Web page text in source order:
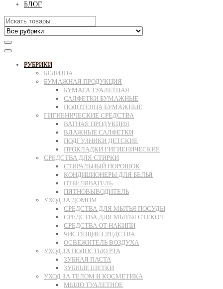
БЛОГ
РУБРИКИ
БЕЛИЗНА
БУМАЖНАЯ ПРОДУКЦИЯ
БУМАГА ТУАЛЕТНАЯ
САЛФЕТКИ БУМАЖНЫЕ
ПОЛОТЕНЦА БУМАЖНЫЕ
ГИГИЕНИЧЕСКИЕ СРЕДСТВА
ВАТНАЯ ПРОДУКЦИЯ
ВЛАЖНЫЕ САЛФЕТКИ
ПОДГУЗНИКИ ДЕТСКИЕ
ПРОКЛАДКИ ГИГИЕНИЧЕСКИЕ
СРЕДСТВА ДЛЯ СТИРКИ
СТИРАЛЬНЫЙ ПОРОШОК
КОНДИЦИОНЕРЫ ДЛЯ БЕЛЬЯ
ОТБЕЛИВАТЕЛЬ
ПЯТНОВЫВОДИТЕЛЬ
УХОД ЗА ДОМОМ
СРЕДСТВА ДЛЯ МЫТЬЯ ПОСУДЫ
СРЕДСТВА ДЛЯ МЫТЬЯ СТЕКОЛ
СРЕДСТВА ОТ НАКИПИ
ЧИСТЯЩИЕ СРЕДСТВА
ОСВЕЖИТЕЛЬ ВОЗДУХА
УХОД ЗА ПОЛОСТЬЮ РТА
ЗУБНАЯ ПАСТА
ЗУБНЫЕ ЩЕТКИ
УХОД ЗА ТЕЛОМ И КОСМЕТИКА
МЫЛО ТУАЛЕТНОЕ